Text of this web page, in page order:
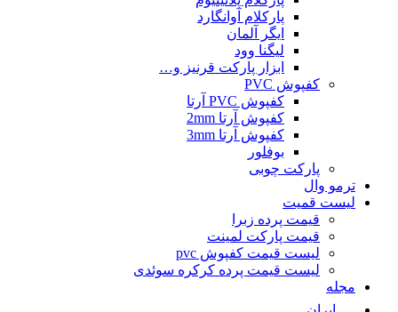
پارکلام آوانگارد
ایگر آلمان
لیگنا وود
ابزار پارکت قرنیز و…
کفپوش PVC
کفپوش PVC آرتا
کفپوش آرتا 2mm
کفپوش آرتا 3mm
بوفلور
پارکت چوبی
ترمو وال
لیست قمیت
قیمت پرده زبرا
قیمت پارکت لمینت
لیست قیمت کفپوش pvc
لیست قیمت پرده کرکره سوئدی
مجله